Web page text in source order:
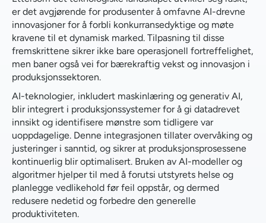
er det avgjørende for produsenter å omfavne AI-drevne
innovasjoner for å forbli konkurransedyktige og møte
kravene til et dynamisk marked. Tilpasning til disse
fremskrittene sikrer ikke bare operasjonell fortreffelighet,
men baner også vei for bærekraftig vekst og innovasjon i
produksjonssektoren.
AI-teknologier, inkludert maskinlæring og generativ AI,
blir integrert i produksjonssystemer for å gi datadrevet
innsikt og identifisere mønstre som tidligere var
uoppdagelige. Denne integrasjonen tillater overvåking og
justeringer i sanntid, og sikrer at produksjonsprosessene
kontinuerlig blir optimalisert. Bruken av AI-modeller og
algoritmer hjelper til med å forutsi utstyrets helse og
planlegge vedlikehold før feil oppstår, og dermed
redusere nedetid og forbedre den generelle
produktiviteten.